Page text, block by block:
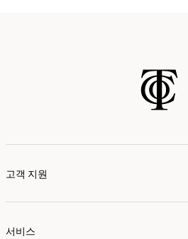
고객 지원
서비스